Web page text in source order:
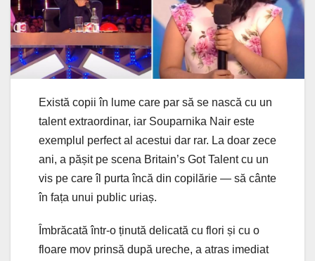
Există copii în lume care par să se nască cu un
talent extraordinar, iar Souparnika Nair este
exemplul perfect al acestui dar rar. La doar zece
ani, a pășit pe scena Britain’s Got Talent cu un
vis pe care îl purta încă din copilărie — să cânte
în fața unui public uriaș.
Îmbrăcată într-o ținută delicată cu flori și cu o
floare mov prinsă după ureche, a atras imediat